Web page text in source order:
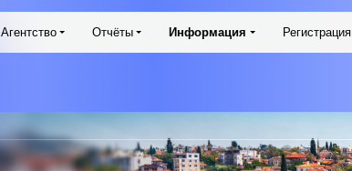
Агентство Отчёты Информация Регистрация